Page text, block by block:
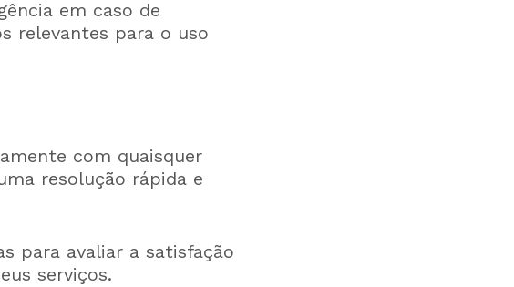
em caso de
relevantes para o uso
com quaisquer
resolução rápida e
para avaliar a satisfação
serviços.